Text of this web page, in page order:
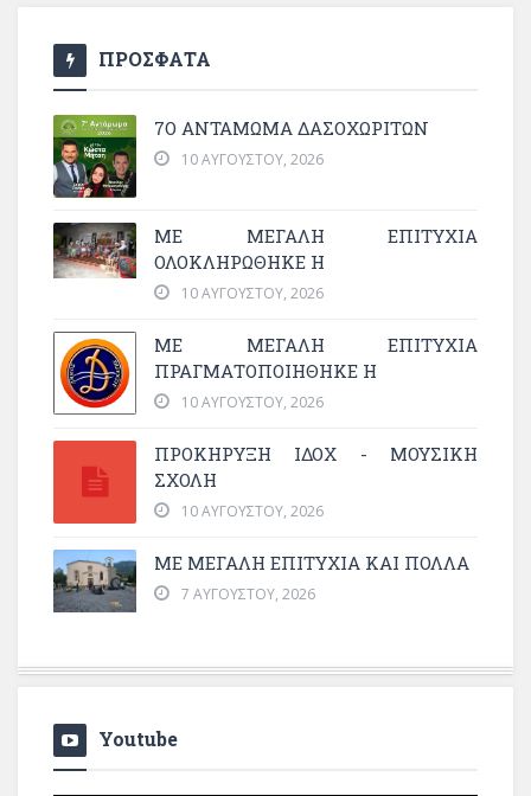
ΠΡΟΣΦΑΤΑ
7Ο ΑΝΤΆΜΩΜΑ ΔΑΣΟΧΩΡΙΤΏΝ
10 ΑΥΓΟΎΣΤΟΥ, 2026
ΜΕ ΜΕΓΆΛΗ ΕΠΙΤΥΧΊΑ
ΟΛΟΚΛΗΡΏΘΗΚΕ Η
10 ΑΥΓΟΎΣΤΟΥ, 2026
ΜΕ ΜΕΓΆΛΗ ΕΠΙΤΥΧΊΑ
ΠΡΑΓΜΑΤΟΠΟΙΉΘΗΚΕ Η
10 ΑΥΓΟΎΣΤΟΥ, 2026
ΠΡΟΚΗΡΥΞΗ ΙΔΟΧ - ΜΟΥΣΙΚΗ
ΣΧΟΛΗ
10 ΑΥΓΟΎΣΤΟΥ, 2026
ΜΕ ΜΕΓΆΛΗ ΕΠΙΤΥΧΊΑ ΚΑΙ ΠΟΛΛΆ
7 ΑΥΓΟΎΣΤΟΥ, 2026
Youtube